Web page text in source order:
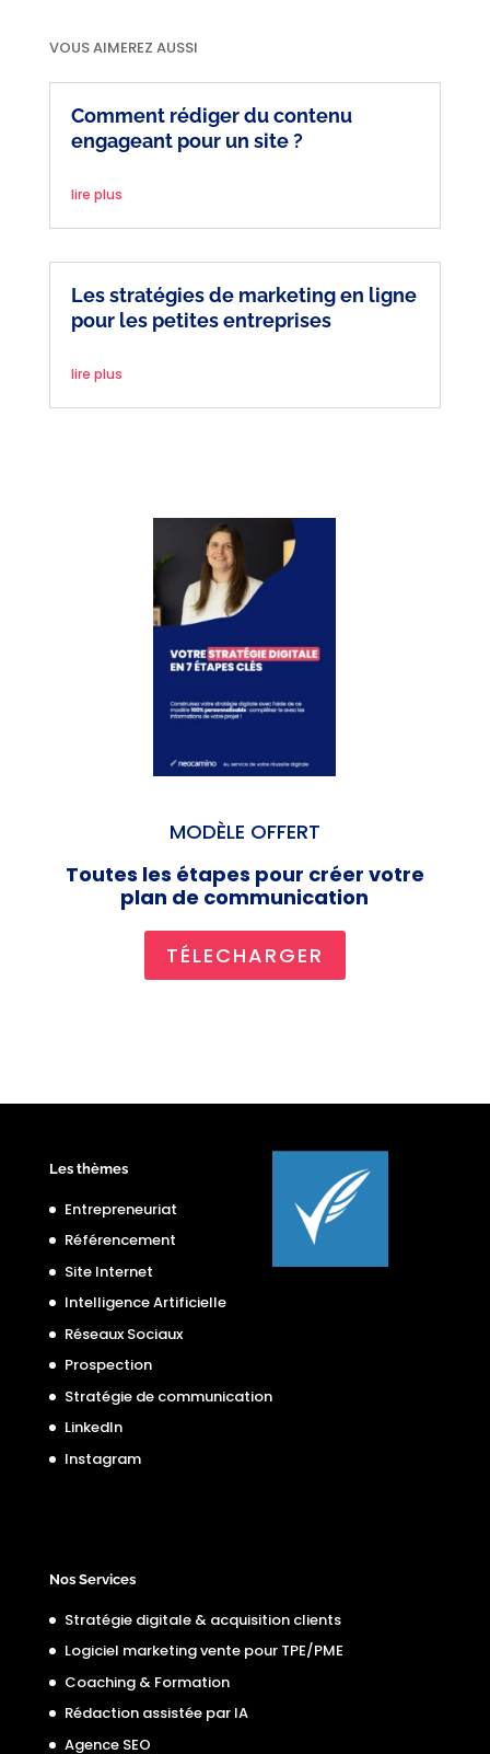
VOUS AIMEREZ AUSSI
Comment rédiger du contenu
engageant pour un site ?
lire plus
Les stratégies de marketing en ligne
pour les petites entreprises
lire plus
MODÈLE OFFERT
Toutes les étapes pour créer votre
plan de communication
TÉLECHARGER
Les thèmes
Entrepreneuriat
Référencement
Site Internet
Intelligence Artificielle
Réseaux Sociaux
Prospection
Stratégie de communication
LinkedIn
Instagram
Nos Services
Stratégie digitale & acquisition clients
Logiciel marketing vente pour TPE/PME
Coaching & Formation
Rédaction assistée par IA
Agence SEO